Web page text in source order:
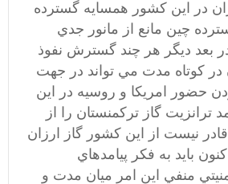
در اين كشور همسايه گسترده
چين مانع از مانور جدي
بعد ديگر هر چند گسترش نفوذ
در كوتاه مدت مي تواند در جهت
حضور امريكا و روسيه در اين
گاز ترکمنستان را از
نیست از این کشور گاز ارزان
بايد به فكر پيامدهاي
منفي اين امر ميان مدت و